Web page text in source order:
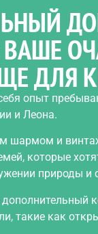
ДЛЯ
опыт
и Леона.
шармом и
которые
природы и
такие как